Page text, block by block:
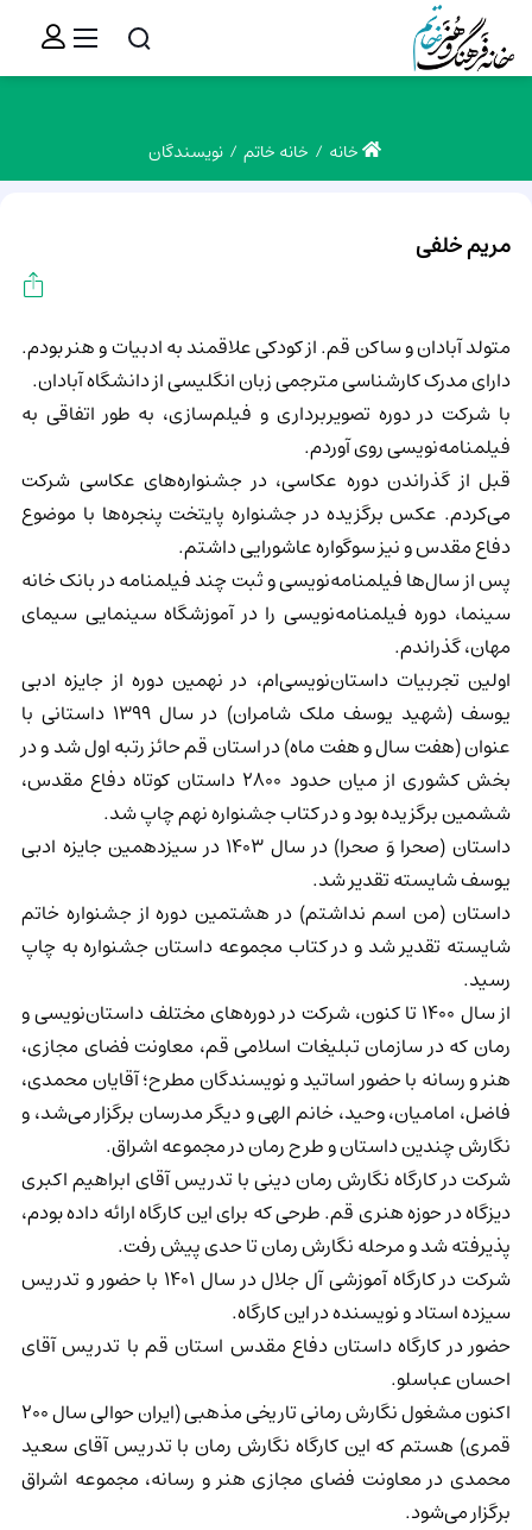
خانه خانه خاتم نویسندگان
مریم خلفی
متولد آبادان و ساکن قم. از کودکی علاقمند به ادبیات و هنر بودم.
دارای مدرک کارشناسی مترجمی زبان انگلیسی از دانشگاه آبادان.
با شرکت در دوره تصویربرداری و فیلم‌سازی، به طور اتفاقی به
فیلمنامه‌نویسی روی آوردم.
قبل از گذراندن دوره‌ عکاسی، در جشنواره‌های عکاسی شرکت
می‌کردم. عکس برگزیده در جشنواره پایتخت پنجره‌ها با موضوع
دفاع مقدس و نیز سوگواره عاشورایی داشتم.
پس از سال‌ها فیلمنامه‌نویسی و ثبت چند فیلمنامه در بانک خانه
سینما، دوره فیلمنامه‌نویسی را در آموزشگاه سینمایی سیمای
مهان، گذراندم.
اولین تجربیات داستان‌نویسی‌ام، ‌در نهمین دوره از جایزه ادبی
یوسف (شهید یوسف ملک شامران) در سال ۱۳۹۹ داستانی با
عنوان (هفت سال و هفت ماه) در استان قم حائز رتبه اول شد و در
بخش کشوری از میان حدود ۲۸۰۰ داستان کوتاه دفاع مقدس،
ششمین برگزیده بود و در کتاب جشنواره نهم چاپ شد.
داستان (صحرا وَ صحرا) در سال ۱۴۰۳ در سیزدهمین جایزه ادبی
یوسف شایسته تقدیر شد.
داستان (من اسم نداشتم) در هشتمین دوره از جشنواره خاتم
شایسته تقدیر شد و در کتاب مجموعه داستان جشنواره به چاپ
رسید.
از سال ۱۴۰۰ تا کنون، شرکت در دوره‌های مختلف داستان‌نویسی و
رمان که در سازمان تبلیغات اسلامی قم، معاونت فضای مجازی،
هنر و رسانه با حضور اساتید و نویسندگان مطرح؛ آقایان محمدی،
فاضل، امامیان، وحید، خانم الهی و دیگر مدرسان برگزار می‌شد، و
نگارش چندین داستان و طرح رمان در مجموعه اشراق.
شرکت در کارگاه نگارش رمان دینی با تدریس آقای ابراهیم اکبری
دیزگاه در حوزه هنری قم. طرحی که برای این کارگاه ارائه داده بودم،
پذیرفته شد و مرحله نگارش رمان تا حدی پیش رفت.
شرکت در کارگاه آموزشی آل جلال در سال ۱۴۰۱ با حضور و تدریس
سیزده استاد و نویسنده در این کارگاه.
حضور در کارگاه داستان دفاع مقدس استان قم با تدریس آقای
احسان عباسلو.
اکنون مشغول نگارش رمانی تاریخی مذهبی (ایران حوالی سال ۲۰۰
قمری) هستم که این کارگاه نگارش رمان با تدریس آقای سعید
محمدی در معاونت فضای مجازی هنر و رسانه، مجموعه اشراق
برگزار می‌شود.